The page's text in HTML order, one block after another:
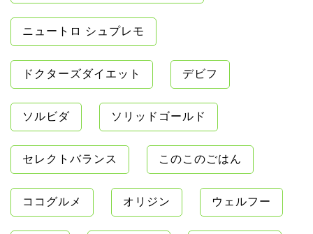
ニュートロ シュプレモ
ドクターズダイエット デビフ
ソルビダ ソリッドゴールド
セレクトバランス このこのごはん
ココグルメ オリジン ウェルフー